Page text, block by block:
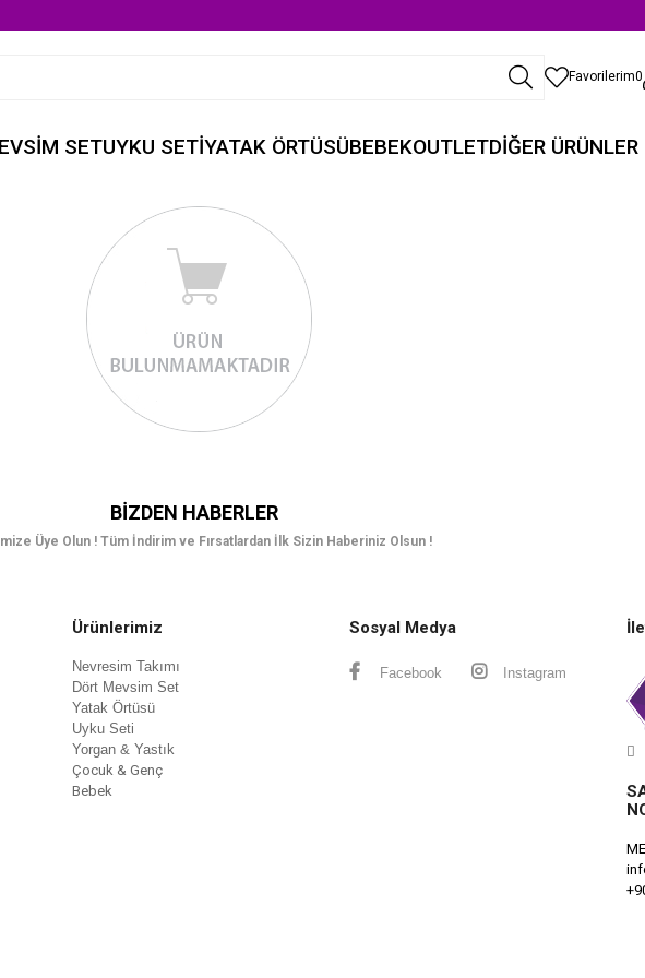
Favorilerim0
SETUYKU SETİYATAK ÖRTÜSÜBEBEKOUTLETDİĞER ÜRÜNLER
BIZDEN HABERLER
Üye Olun ! Tüm İndirim ve Fırsatlardan İlk Sizin Haberiniz Olsun !
Ürünlerimiz
Nevresim Takımı
Dört Mevsim Set
Yatak Örtüsü
Uyku Seti
Yorgan & Yastık
Çocuk & Genç
Bebek
Sosyal Medya
Facebook Instagram